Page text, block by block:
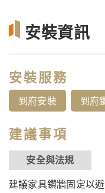
安裝資訊
安裝服務
到府安裝 到府
建議事項
安全與法規
建議家具鑽牆固定以